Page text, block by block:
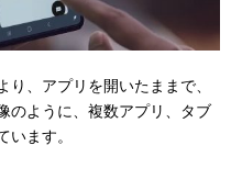
り、アプリを開いたままで、
のように、複数アプリ、タブ
います。